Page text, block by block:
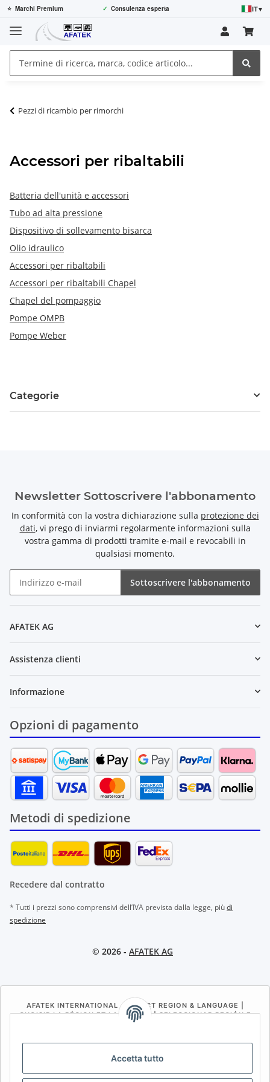
⭐ Marchi Premium ✓ Consulenza esperta IT▾
Accetta tutto
Pezzi di ricambio per rimorchi
Accessori per ribaltabili
Batteria dell'unità e accessori
Tubo ad alta pressione
Dispositivo di sollevamento bisarca
Olio idraulico
Accessori per ribaltabili
Accessori per ribaltabili Chapel
Chapel del pompaggio
Pompe OMPB
Pompe Weber
Categorie
Newsletter Sottoscrivere l'abbonamento
In conformità con la vostra dichiarazione sulla protezione dei
dati, vi prego di inviarmi regolarmente informazioni sulla
vostra gamma di prodotti tramite e-mail e revocabili in
qualsiasi momento.
Sottoscrivere l'abbonamento
AFATEK AG
Assistenza clienti
Informazione
Opzioni di pagamento
Metodi di spedizione
Recedere dal contratto
* Tutti i prezzi sono comprensivi dell’IVA prevista dalla legge, piùdi
spedizione
© 2026 - AFATEK AG
AFATEK INTERNATIONAL – SELECT REGION & LANGUAGE |
CHOISIR LA RÉGION ET LA LANGUE | SELECCIONAR REGIÓN E
IDIOMA